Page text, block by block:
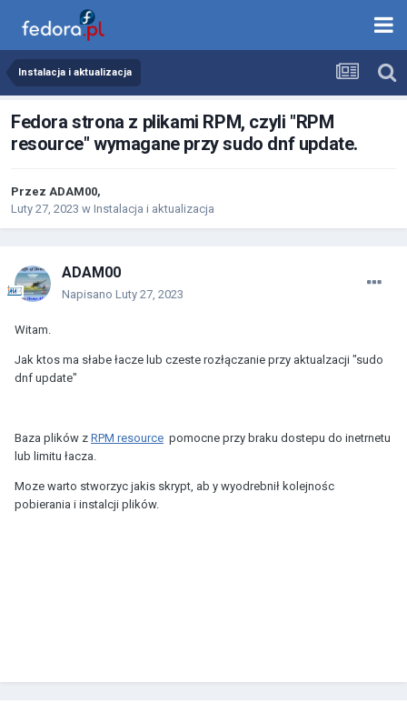
Instalacja i aktualizacja
Fedora strona z plikami RPM, czyli "RPM
resource" wymagane przy sudo dnf update.
Przez ADAM00,
Luty 27, 2023 w Instalacja i aktualizacja
ADAM00
Napisano Luty 27, 2023
Witam.
Jak ktos ma słabe łacze lub czeste rozłączanie przy aktualzacji "sudo
dnf update"
Baza plików z RPM resource pomocne przy braku dostepu do inetrnetu
lub limitu łacza.
Moze warto stworzyc jakis skrypt, ab y wyodrebnił kolejnośc
pobierania i instalcji plików.